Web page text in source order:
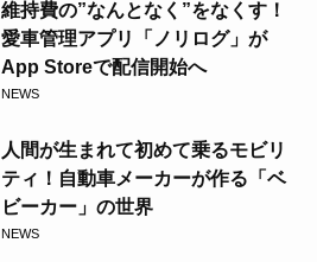
維持費の”なんとなく”をなくす！
愛車管理アプリ「ノリログ」が
App Storeで配信開始へ
NEWS
人間が生まれて初めて乗るモビリ
ティ！自動車メーカーが作る「ベ
ビーカー」の世界
NEWS